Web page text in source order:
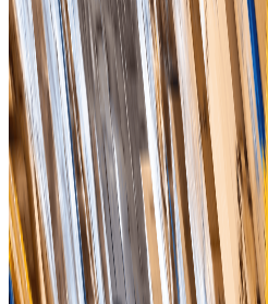
Управление поставщиками
Удобное управление и
обеспечения качества и
Автоматизированные